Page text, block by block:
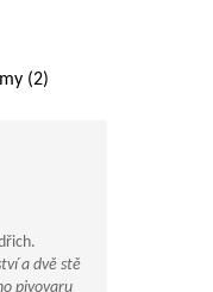
(2)
a dvě stě
pivovaru